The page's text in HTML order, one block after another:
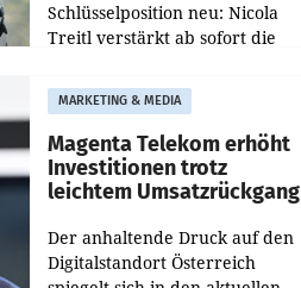
Schlüsselposition neu: Nicola
Treitl verstärkt ab sofort die
PR-Agentur an der Seite von
Josef Kalina und Anna Kalina-
Mahr.
MARKETING & MEDIA
Magenta Telekom erhöht
Investitionen trotz
leichtem Umsatzrückgang
Der anhaltende Druck auf den
Digitalstandort Österreich